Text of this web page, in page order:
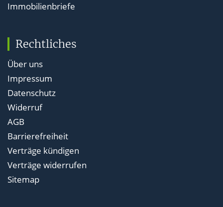
Immobilienbriefe
Rechtliches
Über uns
Impressum
Datenschutz
Widerruf
AGB
Barrierefreiheit
Verträge kündigen
Verträge widerrufen
Sitemap